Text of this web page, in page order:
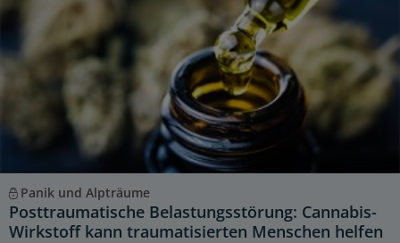
Panik und Alpträume
Posttraumatische Belastungsstörung: Cannabis-
Wirkstoff kann traumatisierten Menschen helfen